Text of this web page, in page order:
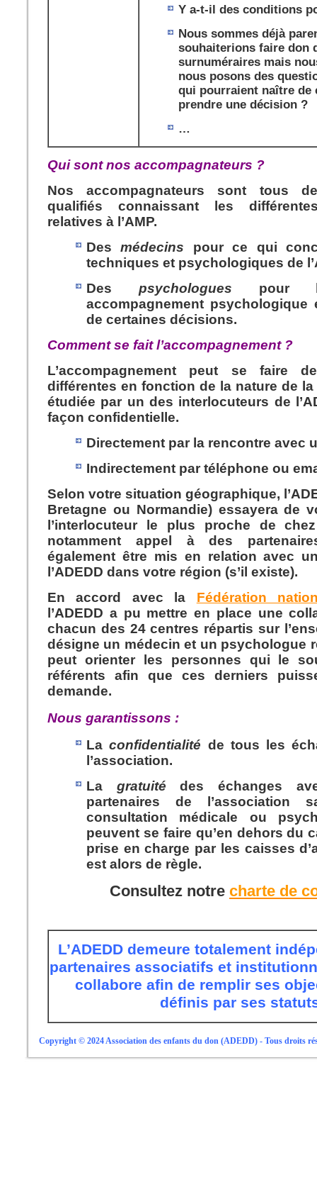
Y a-t-il des conditions
Nous sommes déjà
souhaiterions faire don
surnuméraires mais
nous posons des
qui pourraient naître de
prendre une décision ?
…
Qui sont nos accompagnateurs ?
Nos accompagnateurs sont tous
qualifiés connaissant les
relatives à l’AMP.
Desmédecins pour ce qui
techniques et psychologiques de
Des psychologues pour
accompagnement
de certaines décisions.
Comment se fait l’accompagnement ?
L’accompagnement peut se faire
différentes en fonction de la nature de
étudiée par un des interlocuteurs de
façon confidentielle.
Directement par la rencontre avec
Indirectement par téléphone ou
Selon votre situation géographique,
Bretagne ou Normandie) essayera de
l’interlocuteur le plus proche de
notamment appel à des
également être mis en relation avec
l’ADEDD dans votre région (s’il existe).
En accord avec la Fédération
l’ADEDD a pu mettre en place une
chacun des 24 centres répartis sur
désigne un médecin et un psychologue
peut orienter les personnes qui le
référents afin que ces derniers
demande.
Nous garantissons :
Laconfidentialité de tous les
l’association.
La gratuité des échanges
partenaires de
consultation médicale ou
peuvent se faire qu’en dehors du
prise en charge par les caisses
est alors de règle.
Consultez notre charte de
L’ADEDD demeure totalement
partenaires associatifs et
collabore afin de remplir ses
définis par ses
Copyright © 2024 Association des enfants du don (ADEDD) - Tous droits